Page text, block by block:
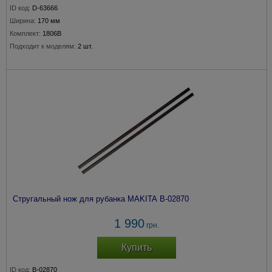
ID код: D-63666
Ширина: 170 мм
Комплект: 1806B
Подходит к моделям: 2 шт.
Стругальный нож для рубанка MAKITA B-02870
1 990 грн.
Купить
ID код: B-02870